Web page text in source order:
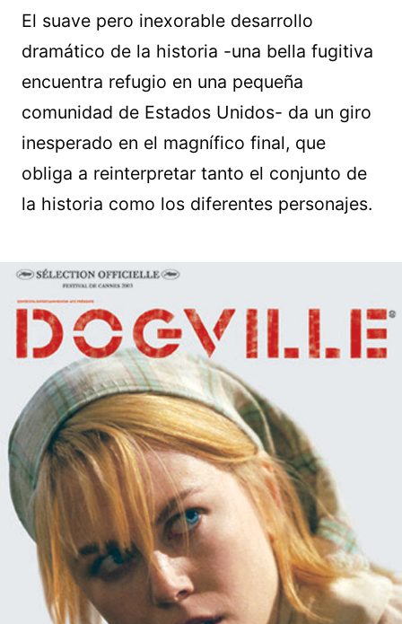
El suave pero inexorable desarrollo
dramático de la historia -una bella fugitiva
encuentra refugio en una pequeña
comunidad de Estados Unidos- da un giro
inesperado en el magnífico final, que
obliga a reinterpretar tanto el conjunto de
la historia como los diferentes personajes.